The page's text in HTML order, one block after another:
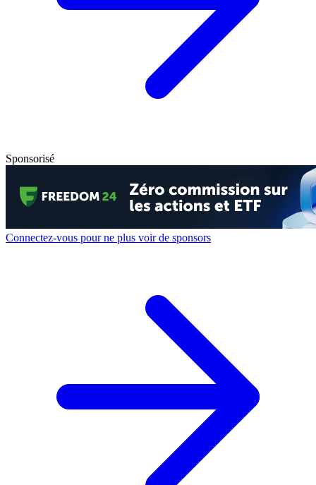
Sponsorisé
Connectez-vous pour ne plus voir de sponsors